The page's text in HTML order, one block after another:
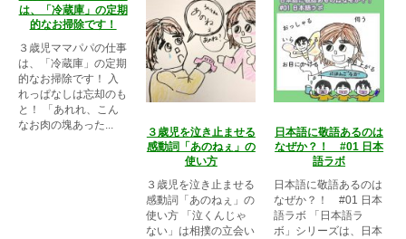
は、「冷蔵庫」の定期
的なお掃除です！
３歳児ママパパの仕事
は、「冷蔵庫」の定期
的なお掃除です！ 入
れっぱなしは忘却のも
と！ 「あれれ、こん
なお肉の塊あった...
３歳児を泣き止ませる
感動詞「あのねぇ」の
使い方
３歳児を泣き止ませる
感動詞「あのねぇ」の
使い方 「泣くんじゃ
ない」は相撲の立会い
日本語に敬語あるのは
なぜか？！ #01 日本
語ラボ
日本語に敬語あるのは
なぜか？！ #01 日本
語ラボ 「日本語ラ
ボ」シリーズは、日本